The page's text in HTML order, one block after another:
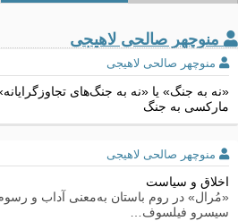
منوچهر صالحی لاهیجی
منوچهر صالحی لاهیجی
«نه به جنگ» یا «نه به جنگ‌های
مارکسی به جنگ
منوچهر صالحی لاهیجی
اخلاق و سیاست
«مُرال» در روم باستان به‌معنی آداب و
سیسرو فیلسوف…